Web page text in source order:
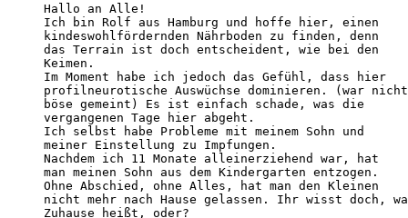
Hallo an Alle!
Ich bin Rolf aus Hamburg und hoffe hier, einen
kindeswohlfördernden Nährboden zu finden, denn
das Terrain ist doch entscheident, wie bei den
Keimen.
Im Moment habe ich jedoch das Gefühl, dass hier
profilneurotische Auswüchse dominieren. (war nicht
böse gemeint) Es ist einfach schade, was die
vergangenen Tage hier abgeht.
Ich selbst habe Probleme mit meinem Sohn und
meiner Einstellung zu Impfungen.
Nachdem ich 11 Monate alleinerziehend war, hat
man meinen Sohn aus dem Kindergarten entzogen.
Ohne Abschied, ohne Alles, hat man den Kleinen
nicht mehr nach Hause gelassen. Ihr wisst doch,